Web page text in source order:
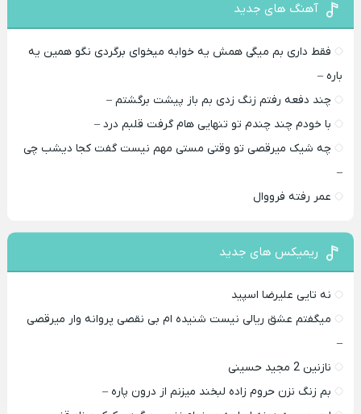
آهنگ های جدید
فقط داری بم میگی همش یه خوابه میخوای برگردی نگو همین یه
باره –
چند دفعه رفتم زنگ زدی بم باز پیشت برگشتم –
با خودم چند چندم تو تنهایی هام گرفت قلبم درد –
چه شیک میرقصی تو وقتی مستی مهم نیست گفت کجا دیشب چی
–
عمر رفته فرووال
ریمیکس های جدید
نه تایی علیرضا اسپید
میگفتم عشق ریالی نیست شنیده ام بی نقصی پروانه وار میرقصی
–
نازنین 2 مجید حسینی
بم زنگ نزن حروم زاده لبخند میزنم از درون پاره –